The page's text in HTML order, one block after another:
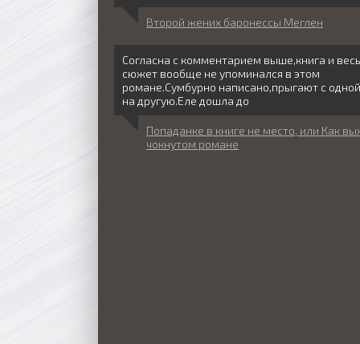
Второй жених баронессы Меглен
Согласна с комментарием выше,книга и весь
сюжет вообще не упоминался в этом
романе.Сумбурно написано,прыгают с
на другую.Еле дошла до
Попаданке в книге не место, или Как
чокнутом романе